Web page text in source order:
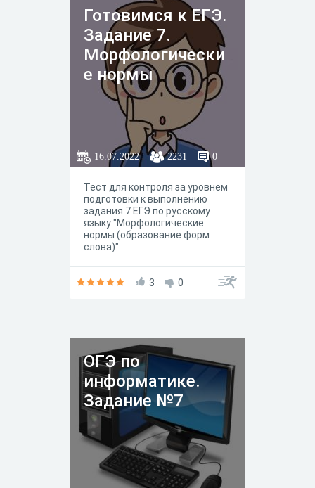
Готовимся к ЕГЭ.
Задание 7.
Морфологически
е нормы
16.07.2022 2231 0
Тест для контроля за уровнем
подготовки к выполнению
задания 7 ЕГЭ по русскому
языку "Морфологические
нормы (образование форм
слова)".
3 0
ОГЭ по
информатике.
Задание №7